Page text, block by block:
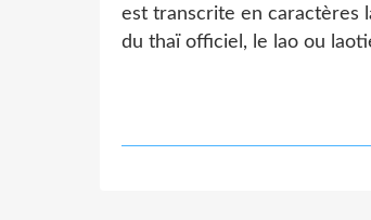
est transcrite en caractères
du thaï officiel, le lao ou